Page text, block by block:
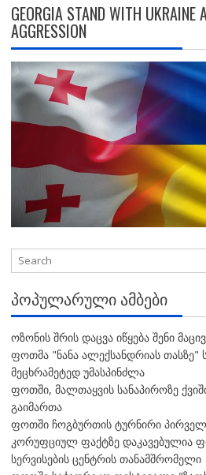
GEORGIA STAND WITH UKRAINE
AGGRESSION
ᲞᲝᲞᲣᲚᲐᲠᲣᲚᲘ ᲐᲛᲑᲔᲑᲘ
ოზონის შრის დაცვა იწყება შენი
ფოთმა "ნანა ალექსანდრიას თასზე"
მეცხრამეტედ უმასპინძლა
ფოთში, მალთაყვის სანაპიროზე
გაიმართა
ფოთში ჩოგბურთის ტურნირი
კორუფციულ ფაქტზე დაკავებულია
სერვისების ცენტრის თანამშრომელი